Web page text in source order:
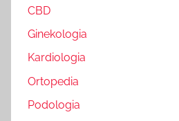
CBD
Ginekologia
Kardiologia
Ortopedia
Podologia